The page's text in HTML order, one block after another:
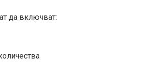
да включват: